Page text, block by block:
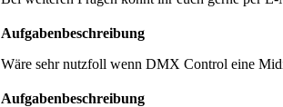
Aufgabenbeschreibung
Wäre sehr nutzfoll wenn DMX Control eine
Aufgabenbeschreibung